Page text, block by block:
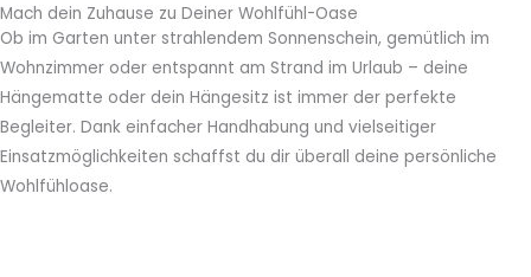
Mach dein Zuhause zu Deiner Wohlfühl-Oase
Ob im Garten unter strahlendem Sonnenschein, gemütlich im
Wohnzimmer oder entspannt am Strand im Urlaub – deine
Hängematte oder dein Hängesitz ist immer der perfekte
Begleiter. Dank einfacher Handhabung und vielseitiger
Einsatzmöglichkeiten schaffst du dir überall deine persönliche
Wohlfühloase.